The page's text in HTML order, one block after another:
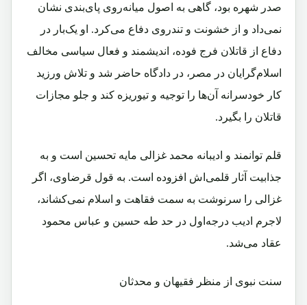
صدر شهره بود، گاهی به اصول میانه‌روی پای‌بندی نشان
نمی‌داد و از خشونت و تند‌روی دفاع می‌کرد. او یک‌بار در
دفاع از قاتلان فرج فوده، اندیشمند و فعال سیاسی مخالف
اسلام‌گرایان در مصر، در دادگاه حاضر شد و تلاش ورزید
کار خود‌سرانه آن‌ها را توجیه و تیوریزه کند و جلو مجازات
قاتلان را بگیرد.
قلم توانمند و ادیبانه محمد غزالی مایه تحسین است و به
جذابیت آثار قلمی‌اش افزوده است. به قول قرضاوی، اگر
غزالی را سرنوشت به سمت فقاهت و اسلام نمی‌کشاند،
لاجرم ادیب درجه‌اول در حد طه حسین و عباس محمود
عقاد می‌شد.
سنت نبوی از منظر فقیهان و محدثان